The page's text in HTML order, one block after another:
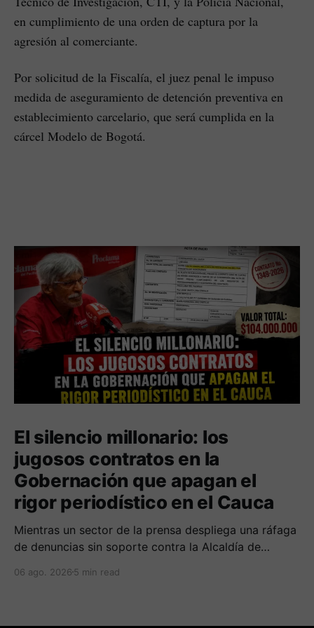
en cumplimiento de una orden de captura por la
agresión al comerciante.
Por solicitud de la Fiscalía, el juez penal le impuso
medida de aseguramiento de detención preventiva en
establecimiento carcelario, que será cumplida en la
cárcel Modelo de Bogotá.
El silencio millonario: los
jugosos contratos en la
Gobernación que apagan el
rigor periodístico en el Cauca
Mientras un sector de la prensa despliega una ráfaga
de denuncias sin soporte contra la Alcaldía de
revelan acuerdos por 140 millones de pesos con el
06 ago. 2026 5 min read